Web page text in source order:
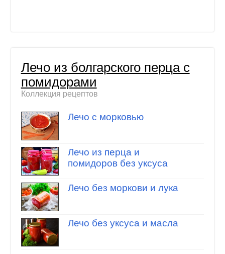
Лечо из болгарского перца с
помидорами
Коллекция рецептов
Лечо с морковью
Лечо из перца и
помидоров без уксуса
Лечо без моркови и лука
Лечо без уксуса и масла